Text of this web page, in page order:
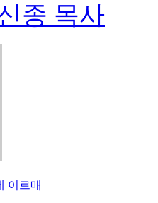
종 목사
이르매